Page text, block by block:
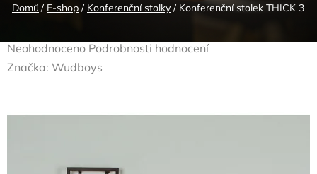
Domů / E-shop / Konferenční stolky / Konferenční stolek THICK 3
Průměrné
hodnocení
Neohodnoceno Podrobnosti hodnocení
Značka: Wudboys